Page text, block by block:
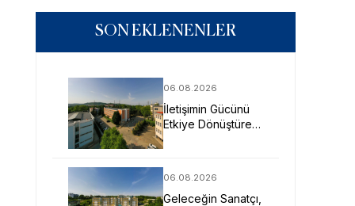
SON EKLENENLER
06.08.2026
İletişimin Gücünü
Etkiye Dönüştüren
06.08.2026
Geleceğin Sanatçı,